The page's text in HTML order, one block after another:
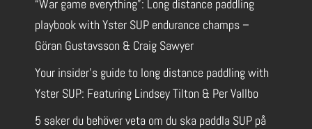
“War game everything”: Long distance paddling
playbook with Yster SUP endurance champs –
Göran Gustavsson & Craig Sawyer
Your insider’s guide to long distance paddling with
Yster SUP: Featuring Lindsey Tilton & Per Vallbo
5 saker du behöver veta om du ska paddla SUP på